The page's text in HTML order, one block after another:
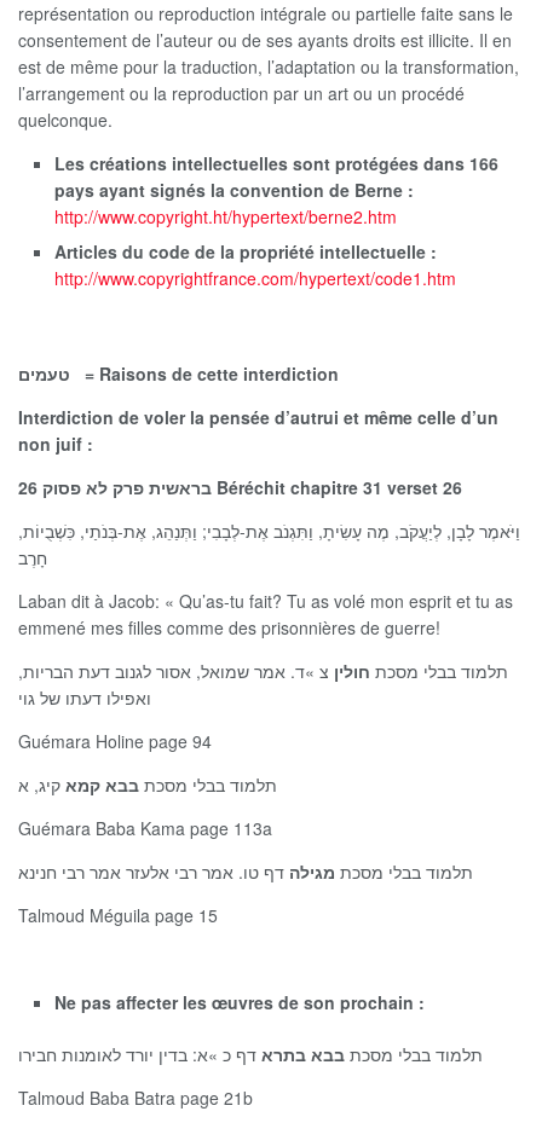
représentation ou reproduction intégrale ou partielle faite sans le
consentement de l’auteur ou de ses ayants droits est illicite. Il en
est de même pour la traduction, l’adaptation ou la transformation,
l’arrangement ou la reproduction par un art ou un procédé
quelconque.
Les créations intellectuelles sont protégées dans 166
pays ayant signés la convention de Berne :
http://www.copyright.ht/hypertext/berne2.htm
Articles du code de la propriété intellectuelle :
http://www.copyrightfrance.com/hypertext/code1.htm
טעמים = Raisons de cette interdiction
Interdiction de voler la pensée d’autrui et même celle d’un
non juif :
בראשית פרק לא פסוק 26 Béréchit chapitre 31 verset 26
וַיֹּאמֶר לָבָן, לְיַעֲקֹב, מֶה עָשִׂיתָ, וַתִּגְנֹב אֶת-לְבָבִי; וַתְּנַהֵג, אֶת-בְּנֹתַי, כִּשְׁבֻיוֹת,
חָרֶב
Laban dit à Jacob: « Qu’as-tu fait? Tu as volé mon esprit et tu as
emmené mes filles comme des prisonnières de guerre!
תלמוד בבלי מסכת חולין צ »ד. אמר שמואל, אסור לגנוב דעת הבריות,
ואפילו דעתו של גוי
Guémara Holine page 94
תלמוד בבלי מסכת בבא קמא קיג, א
Guémara Baba Kama page 113a
תלמוד בבלי מסכת מגילה דף טו. אמר רבי אלעזר אמר רבי חנינא
Talmoud Méguila page 15
Ne pas affecter les œuvres de son prochain :
תלמוד בבלי מסכת בבא בתרא דף כ »א: בדין יורד לאומנות חבירו
Talmoud Baba Batra page 21b